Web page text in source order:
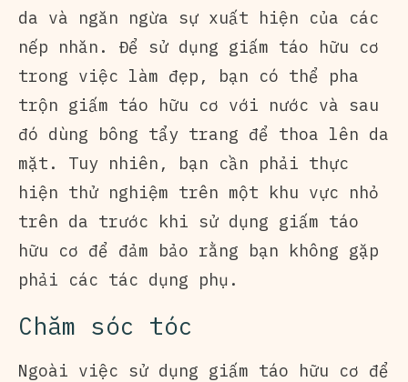
da và ngăn ngừa sự xuất hiện của các
nếp nhăn. Để sử dụng giấm táo hữu cơ
trong việc làm đẹp, bạn có thể pha
trộn giấm táo hữu cơ với nước và sau
đó dùng bông tẩy trang để thoa lên da
mặt. Tuy nhiên, bạn cần phải thực
hiện thử nghiệm trên một khu vực nhỏ
trên da trước khi sử dụng giấm táo
hữu cơ để đảm bảo rằng bạn không gặp
phải các tác dụng phụ.
Chăm sóc tóc
Ngoài việc sử dụng giấm táo hữu cơ để